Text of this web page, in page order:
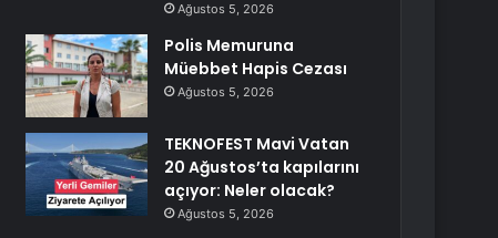
Ağustos 5, 2026
Polis Memuruna
Müebbet Hapis Cezası
Ağustos 5, 2026
TEKNOFEST Mavi Vatan
20 Ağustos’ta kapılarını
açıyor: Neler olacak?
Ağustos 5, 2026